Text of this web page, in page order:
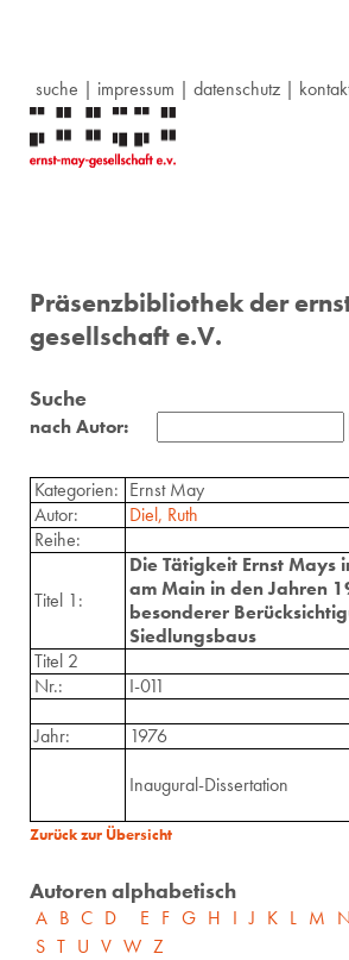
suche | impressum | datenschutz|
Präsenzbibliothek der
gesellschaft e.V.
Suche
nach Autor:
Kategorien: Ernst May
Autor:
Diel, Ruth
Reihe:
Titel 1:
Die Tätigkeit Ernst Mays
am Main in den Jahren
besonderer
Siedlungsbaus
Titel 2
Nr.:
I-011
Jahr:
1976
Inaugural-Dissertation
Zurück zur Übersicht
Autoren alphabetisch
A B C D E F G H I J K L M N
S T U V W Z